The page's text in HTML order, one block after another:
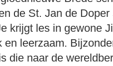
de St. Jan de
krijgt les in gewone
en leerzaam.
die naar de